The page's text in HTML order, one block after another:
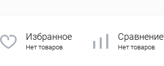
Избранное
Нет товаров
Сравнение
Нет товаров